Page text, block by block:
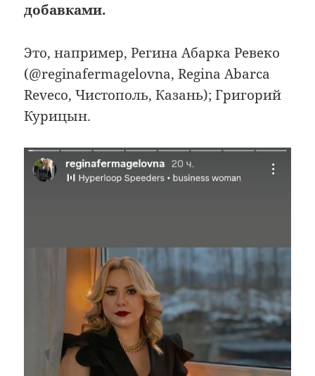
добавками.
Это, например, Регина Абарка Ревеко
(@reginafermagelovna, Regina Abarca
Reveco, Чистополь, Казань); Григорий
Курицын.